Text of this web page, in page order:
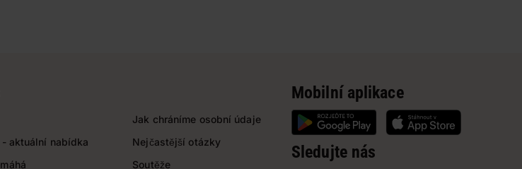
- aktuální nabídka
Jak chráníme osobní údaje
Nejčastější otázky
Soutěže
Mobilní aplikace
Sledujte nás